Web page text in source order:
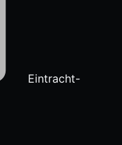
Eintracht-